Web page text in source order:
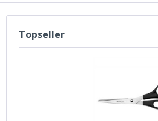
Topseller